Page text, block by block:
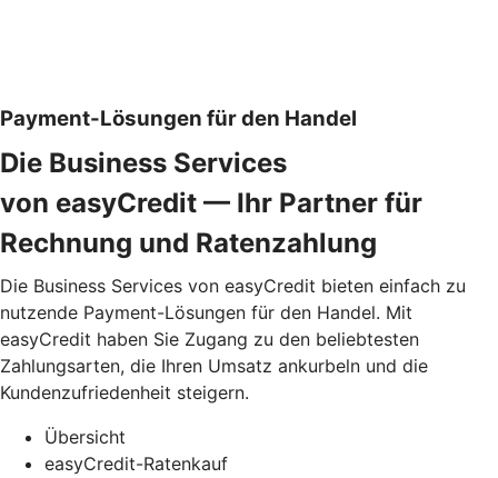
Payment-Lösungen für den Handel
Die Business Services
von easyCredit — Ihr Partner für
Rechnung und Ratenzahlung
Die Business Services von easyCredit bieten einfach zu
nutzende Payment-Lösungen für den Handel. Mit
easyCredit haben Sie Zugang zu den beliebtesten
Zahlungsarten, die Ihren Umsatz ankurbeln und die
Kundenzufriedenheit steigern.
Übersicht
easyCredit-Ratenkauf